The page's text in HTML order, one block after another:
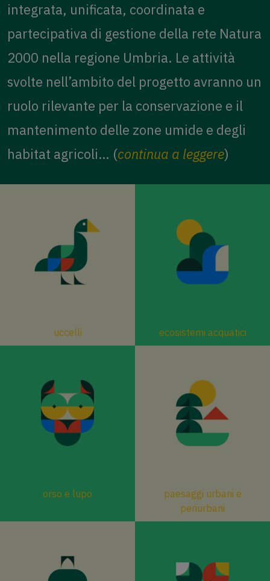
integrata, unificata, coordinata e
partecipativa di gestione della rete Natura
2000 nella regione Umbria. Le attività
svolte nell’ambito del progetto avranno un
ruolo rilevante per la conservazione e il
mantenimento delle zone umide e degli
habitat agricoli… (continua a leggere)
uccelli ecosistemi acquatici
paesaggi urbani e
periurbani
orso e lupo